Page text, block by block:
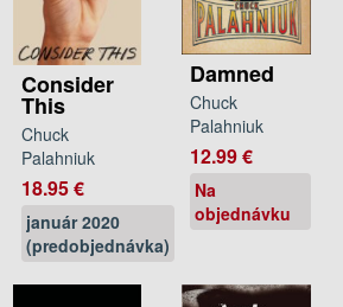
Consider
This
Chuck
Palahniuk
18.95 €
január 2020
(predobjednávka)
Damned
Chuck
Palahniuk
12.99 €
Na
objednávku